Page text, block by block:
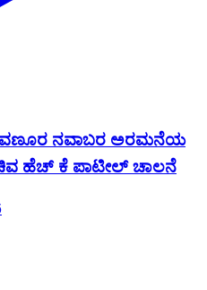
ಸವಣೂರ ನವಾಬರ ಅರಮನೆಯ
ಹೆಚ್ ಕೆ ಪಾಟೀಲ್ ಚಾಲನೆ